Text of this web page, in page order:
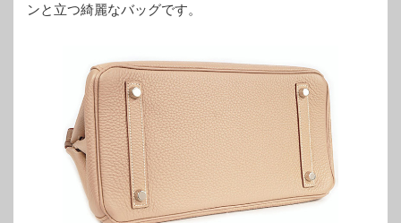
ンと立つ綺麗なバッグです。